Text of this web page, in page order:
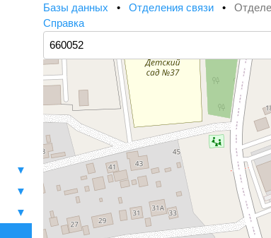
▼
▼
▼
Базы данных • Отделения связи •
Справка